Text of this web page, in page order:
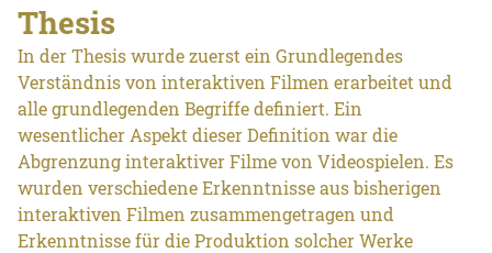
Thesis
In der Thesis wurde zuerst ein Grundlegendes
Verständnis von interaktiven Filmen erarbeitet und
alle grundlegenden Begriffe definiert. Ein
wesentlicher Aspekt dieser Definition war die
Abgrenzung interaktiver Filme von Videospielen. Es
wurden verschiedene Erkenntnisse aus bisherigen
interaktiven Filmen zusammengetragen und
Erkenntnisse für die Produktion solcher Werke